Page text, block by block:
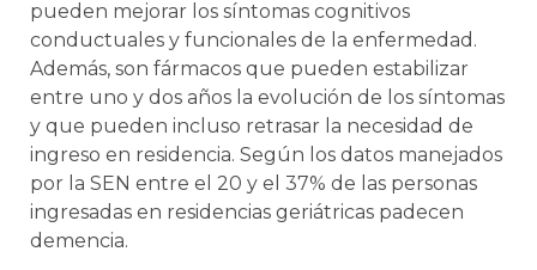
pueden mejorar los síntomas cognitivos
conductuales y funcionales de la enfermedad.
Además, son fármacos que pueden estabilizar
entre uno y dos años la evolución de los síntomas
y que pueden incluso retrasar la necesidad de
ingreso en residencia. Según los datos manejados
por la SEN entre el 20 y el 37% de las personas
ingresadas en residencias geriátricas padecen
demencia.